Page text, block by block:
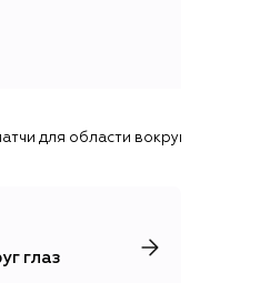
для области вокруг глаз
глаз